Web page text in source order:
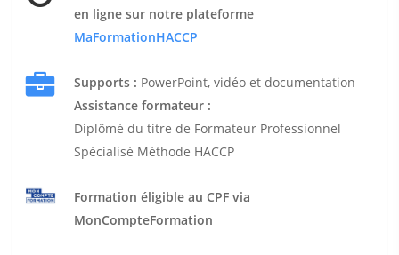
en ligne sur notre plateforme
MaFormationHACCP
Supports : PowerPoint, vidéo et documentation
Assistance formateur :
Diplômé du titre de Formateur Professionnel
Spécialisé Méthode HACCP
Formation éligible au CPF via
MonCompteFormation